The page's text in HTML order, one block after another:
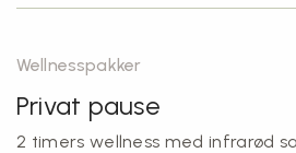
Wellnesspakker
Privat pause
2 timers wellness med infrarød